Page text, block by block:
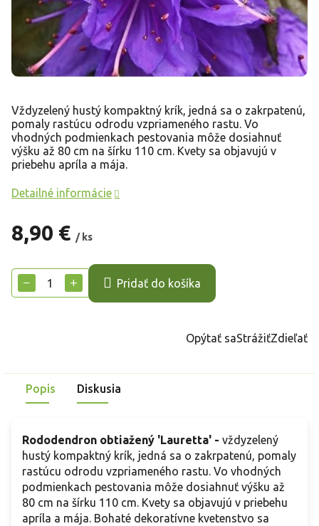
8,90 € / ks
cena:
+
− Pridať do košíka
Vždyzelený hustý kompaktný krík, jedná sa o zakrpatenú,
pomaly rastúcu odrodu vzpriameného rastu. Vo
vhodných podmienkach pestovania môže dosiahnuť
výšku až 80 cm na šírku 110 cm. Kvety sa objavujú v
priebehu apríla a mája.
Detailné informácie
Opýtať saStrážiťZdieľať
Popis Diskusia
Rododendron obtiažený 'Lauretta' - vždyzelený
hustý kompaktný krík, jedná sa o zakrpatenú, pomaly
rastúcu odrodu vzpriameného rastu. Vo vhodných
podmienkach pestovania môže dosiahnuť výšku až
80 cm na šírku 110 cm. Kvety sa objavujú v priebehu
apríla a mája. Bohaté dekoratívne kvetenstvo sa